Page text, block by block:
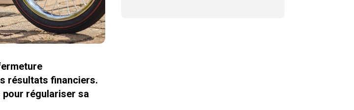
résultats financiers.
régulariser sa